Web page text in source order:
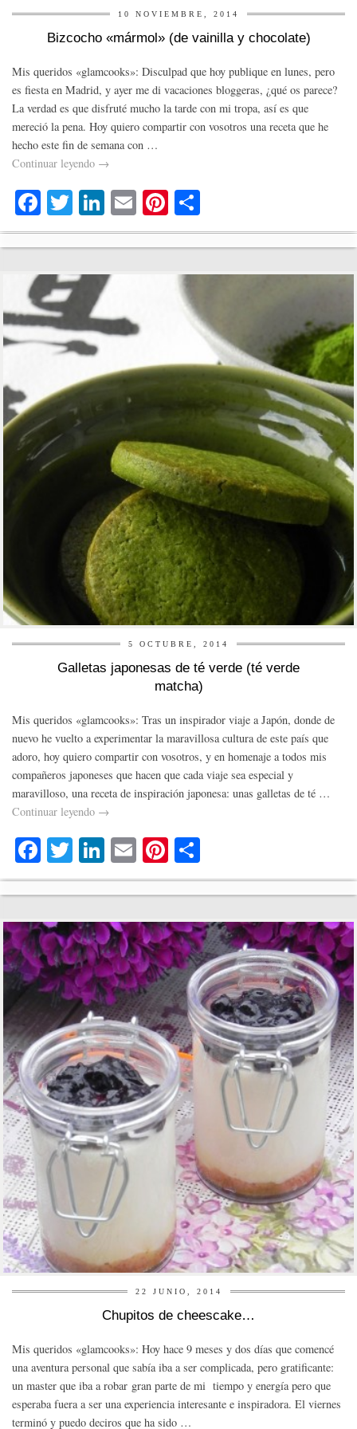
10 NOVIEMBRE, 2014
Bizcocho «mármol» (de vainilla y chocolate)
Mis queridos «glamcooks»: Disculpad que hoy publique en lunes, pero
es fiesta en Madrid, y ayer me di vacaciones bloggeras, ¿qué os parece?
La verdad es que disfruté mucho la tarde con mi tropa, así es que
mereció la pena. Hoy quiero compartir con vosotros una receta que he
hecho este fin de semana con …
Continuar leyendo →
Fa
ce
bo
ok
T
wi
tte
r
Li
nk
ed
In
E
m
ail
Pi
nt
er
es
o
m
pa
rti
r
5 OCTUBRE, 2014
Galletas japonesas de té verde (té verde
matcha)
Mis queridos «glamcooks»: Tras un inspirador viaje a Japón, donde de
nuevo he vuelto a experimentar la maravillosa cultura de este país que
adoro, hoy quiero compartir con vosotros, y en homenaje a todos mis
compañeros japoneses que hacen que cada viaje sea especial y
maravilloso, una receta de inspiración japonesa: unas galletas de té …
Continuar leyendo →
Fa
ce
bo
ok
T
wi
tte
r
Li
nk
ed
In
E
m
ail
Pi
nt
er
es
t
o
m
pa
rti
r
22 JUNIO, 2014
Chupitos de cheescake…
Mis queridos «glamcooks»: Hoy hace 9 meses y dos días que comencé
una aventura personal que sabía iba a ser complicada, pero gratificante:
un master que iba a robar gran parte de mi tiempo y energía pero que
esperaba fuera a ser una experiencia interesante e inspiradora. El viernes
terminó y puedo deciros que ha sido …